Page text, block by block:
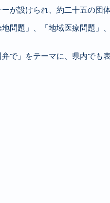
が設けられ、約二十五の団
問題」、「地域医療問題
で」をテーマに、県内で